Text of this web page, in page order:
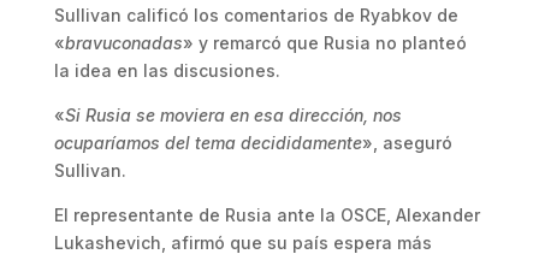
Sullivan calificó los comentarios de Ryabkov de
«bravuconadas» y remarcó que Rusia no planteó
la idea en las discusiones.
«Si Rusia se moviera en esa dirección, nos
ocuparíamos del tema decididamente», aseguró
Sullivan.
El representante de Rusia ante la OSCE, Alexander
Lukashevich, afirmó que su país espera más